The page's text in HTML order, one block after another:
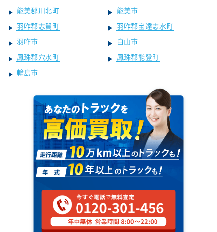
能美郡川北町
能美市
羽咋郡志賀町
羽咋郡宝達志水町
羽咋市
白山市
鳳珠郡穴水町
鳳珠郡能登町
輪島市